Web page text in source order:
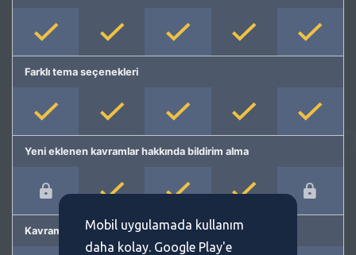
Farklı tema seçenekleri
Yeni eklenen kavramlar hakkında bildirim alma
Kavram önermeMobil uygulamada kullanım
daha kolay. Google Play'e